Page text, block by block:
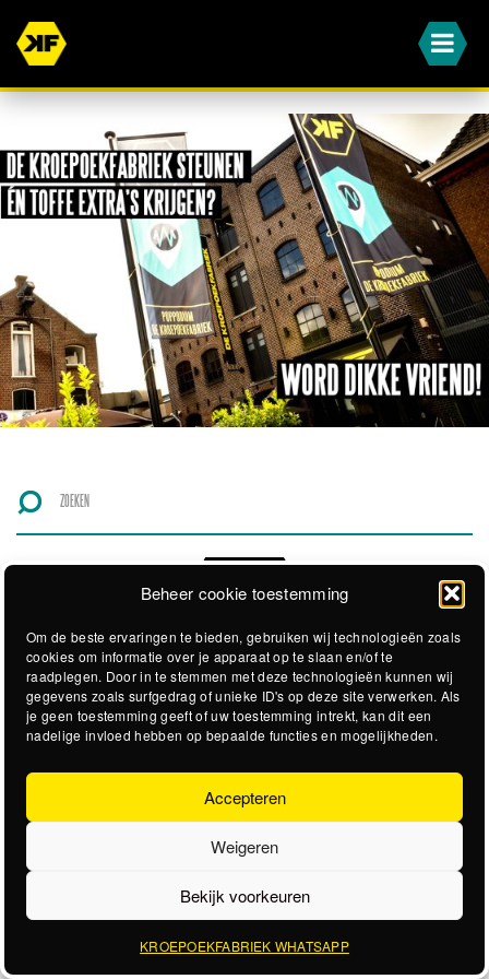
Beheer cookie toestemming
Om de beste ervaringen te bieden, gebruiken wij technologieën zoals
cookies om informatie over je apparaat op te slaan en/of te
raadplegen. Door in te stemmen met deze technologieën kunnen wij
gegevens zoals surfgedrag of unieke ID's op deze site verwerken. Als
je geen toestemming geeft of uw toestemming intrekt, kan dit een
nadelige invloed hebben op bepaalde functies en mogelijkheden.
Accepteren
Weigeren
Bekijk voorkeuren
KROEPOEKFABRIEK WHATSAPP
WORD JIJ OOK EEN VAN ONZE DIKKE VRIENDEN?